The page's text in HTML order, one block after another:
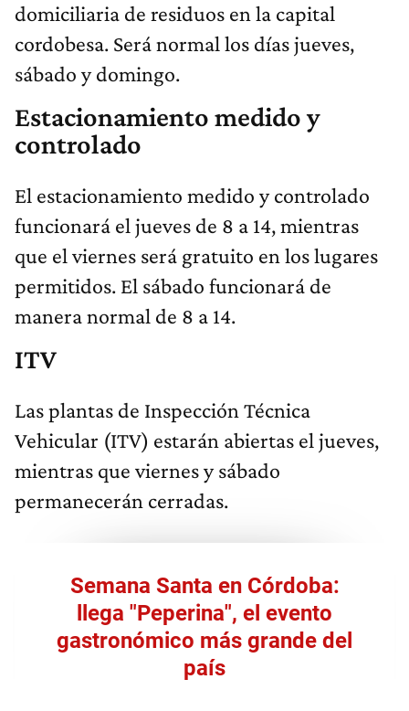
domiciliaria de residuos en la capital
cordobesa. Será normal los días jueves,
sábado y domingo.
Estacionamiento medido y
controlado
El estacionamiento medido y controlado
funcionará el jueves de 8 a 14, mientras
que el viernes será gratuito en los lugares
permitidos. El sábado funcionará de
manera normal de 8 a 14.
ITV
Las plantas de Inspección Técnica
Vehicular (ITV) estarán abiertas el jueves,
mientras que viernes y sábado
permanecerán cerradas.
Semana Santa en Córdoba:
llega "Peperina", el evento
gastronómico más grande del
país